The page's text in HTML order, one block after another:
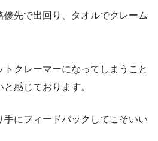
先で出回り、タオルでクレーム
クレーマーになってしまうこと
感じております。
にフィードバックしてこそいい